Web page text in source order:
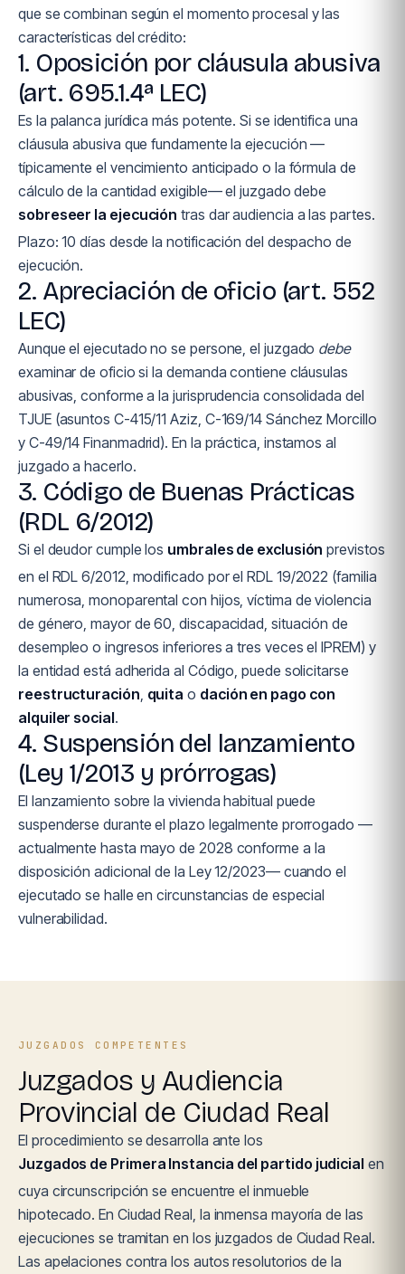
que se combinan según el momento procesal y las
características del crédito:
1. Oposición por cláusula abusiva
(art. 695.1.4ª LEC)
Es la palanca jurídica más potente. Si se identifica una
cláusula abusiva que fundamente la ejecución —
típicamente el vencimiento anticipado o la fórmula de
cálculo de la cantidad exigible— el juzgado debe
sobreseer la ejecución tras dar audiencia a las partes.
Plazo: 10 días desde la notificación del despacho de
ejecución.
2. Apreciación de oficio (art. 552
LEC)
Aunque el ejecutado no se persone, el juzgado debe
examinar de oficio si la demanda contiene cláusulas
abusivas, conforme a la jurisprudencia consolidada del
TJUE (asuntos C-415/11 Aziz, C-169/14 Sánchez Morcillo
y C-49/14 Finanmadrid). En la práctica, instamos al
juzgado a hacerlo.
3. Código de Buenas Prácticas
(RDL 6/2012)
Si el deudor cumple los umbrales de exclusión previstos
en el RDL 6/2012, modificado por el RDL 19/2022 (familia
numerosa, monoparental con hijos, víctima de violencia
de género, mayor de 60, discapacidad, situación de
desempleo o ingresos inferiores a tres veces el IPREM) y
la entidad está adherida al Código, puede solicitarse
reestructuración, quita o dación en pago con
alquiler social.
4. Suspensión del lanzamiento
(Ley 1/2013 y prórrogas)
El lanzamiento sobre la vivienda habitual puede
suspenderse durante el plazo legalmente prorrogado —
actualmente hasta mayo de 2028 conforme a la
disposición adicional de la Ley 12/2023— cuando el
ejecutado se halle en circunstancias de especial
vulnerabilidad.
JUZGADOS COMPETENTES
Juzgados y Audiencia
Provincial de Ciudad Real
El procedimiento se desarrolla ante los
Juzgados de Primera Instancia del partido judicial en
cuya circunscripción se encuentre el inmueble
hipotecado. En Ciudad Real, la inmensa mayoría de las
ejecuciones se tramitan en los juzgados de Ciudad Real.
Las apelaciones contra los autos resolutorios de la